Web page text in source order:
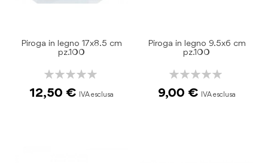
Piroga in legno 17x8.5 cm
pz.100
Rating:
12,50 €
Piroga in legno 9.5x6 cm
pz.100
Rating:
9,00 €